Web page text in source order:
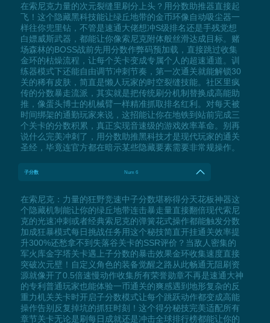
在索尼克力量的次元裂缝里刷分上头？用分数助推器直接起
飞！这个隐藏黑科技能让绿丘地带的金币环像自动吸尘器一
样往你兜里钻，不管是速通大佬想冲S级排名还是手残党想
白嫖威斯武器，都能让你像索尼克附体般丝滑达成目标。赌
场森林的BOSS战前先用分数作弊码预加载，直接跳过收集
金环的枯燥流程，让每个关卡变成专属个人的超速通道。训
练器模式下还能自由调节冲刺节奏，第一次通关就能解锁30
关的稀有皮肤，简直是懒人玩家的时空裂缝技能。社区里疯
传的分数暴走流派，其实就是把传统刷分机制替换成高能助
推，像蛋头博士的机械臂一样精准抓取排名红利。对每天被
时间绑架的通勤玩家来说，这招能让你在地铁到站前完成三
个关卡的分数积累，真正实现音速级的游戏效率革命。别再
说什么完美冲刺了，用分数助推黑科技才是现代玩家的通关
圣经，毕竟连官方都在暗示某些隐藏要素需要非常规操作。
子分数 Num 6
在索尼克：力量的狂野竞速中子分数堪称得分天花板神器这
个隐藏机制能让你的绿丘地带连击暴走量直接翻倍现代索尼
克的光速冲刺或者经典索尼克的弹簧花式操作都能触发分数
加成狂暴模式每日挑战任务用这个秘技简直开挂通关效率提
升300%还愁拿不到失落谷关卡的SSR评价？当敌人密集的
军火库金字塔关卡遇上子分数的暴击效果金环收集速度直接
突破次元壁！自定义角色的装备觉醒之路从此畅通无阻刷资
源就像开了0.5倍速慢动作收集所有荣誉勋章不再是速通大神
的专利普通玩家也能体验一币通关的爽感遇到地形复杂的反
重力机关关卡时开启子分数模式让每个跳跃动作都变成高能
操作告别反复掉坑的抓狂时刻！这个得分秘技完美适配所有
章节关卡无论是刷每日成就还是冲击全球排行榜都能让你的